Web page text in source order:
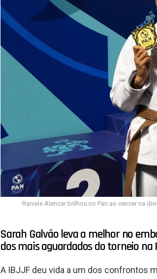
Raniele Alencar brilhou no Pan ao vencer na
Sarah Galvão leva a melhor no
dos mais aguardados do torneio na
A IBJJF deu vida a um dos confrontos